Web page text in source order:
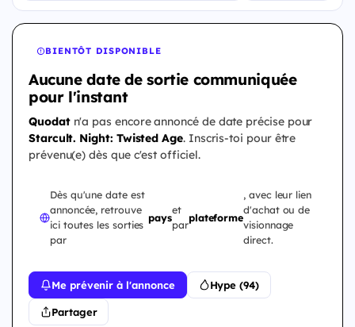
BIENTÔT DISPONIBLE
Aucune date de sortie communiquée
pour l'instant
Quodatn'a pas encore annoncé de date précise pour
Starcult. Night: Twisted Age. Inscris-toi pour être
prévenu(e) dès que c'est officiel.
Dès qu'une date est
annoncée, retrouve
ici toutes les sorties
par
pays
et
par
plateforme
, avec leur lien
d'achat ou de
visionnage
direct.
Me prévenir à l'annonce Hype (94)
Partager